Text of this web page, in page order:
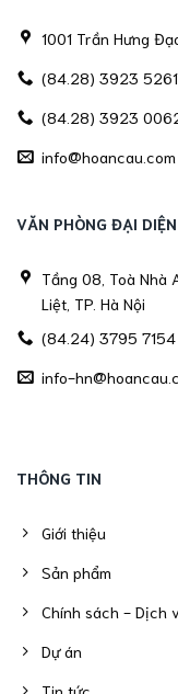
1001 Trần Hưng
(84.28) 3923 5261
(84.28) 3923
info@hoancau.com
VĂN PHÒNG ĐẠI
Tầng 08, Toà Nhà
Liệt, TP. Hà Nội
(84.24) 3795 7154
info-
THÔNG TIN
Giới thiệu
Sản phẩm
Chính sách - Dịch
Dự án
Tin tức